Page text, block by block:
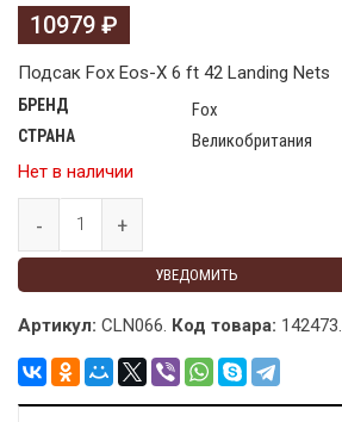
10979 ₽
Подсак Fox Eos-X 6 ft 42 Landing Nets
БРЕНД Fox
СТРАНА
Великобритания
Нет в наличии
УВЕДОМИТЬ
Артикул: CLN066. Код товара: 142473.